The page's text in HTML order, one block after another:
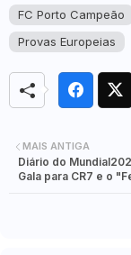
FC Porto Campeão
Provas Europeias
MAIS ANTIGA
Diário do
Gala para CR7 e o